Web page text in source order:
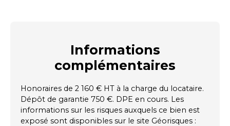
Informations
complémentaires
Honoraires de 2 160 € HT à la charge du locataire.
Dépôt de garantie 750 €. DPE en cours. Les
informations sur les risques auxquels ce bien est
exposé sont disponibles sur le site Géorisques :